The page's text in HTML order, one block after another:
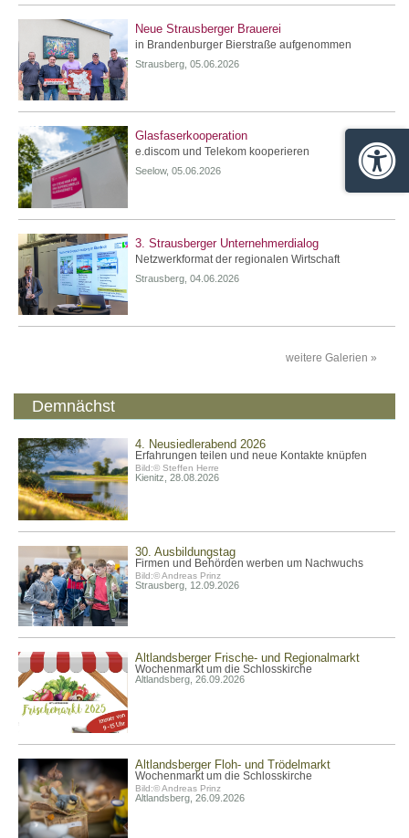
Neue Strausberger Brauerei
in Brandenburger Bierstraße aufgenommen
Strausberg, 05.06.2026
Glasfaserkooperation
e.discom und Telekom kooperieren
Seelow, 05.06.2026
3. Strausberger Unternehmerdialog
Netzwerkformat der regionalen Wirtschaft
Strausberg, 04.06.2026
weitere Galerien »
Demnächst
4. Neusiedlerabend 2026
Erfahrungen teilen und neue Kontakte knüpfen
Bild:© Steffen Herre
Kienitz, 28.08.2026
30. Ausbildungstag
Firmen und Behörden werben um Nachwuchs
Bild:© Andreas Prinz
Strausberg, 12.09.2026
Altlandsberger Frische- und Regionalmarkt
Wochenmarkt um die Schlosskirche
Altlandsberg, 26.09.2026
Altlandsberger Floh- und Trödelmarkt
Wochenmarkt um die Schlosskirche
Bild:© Andreas Prinz
Altlandsberg, 26.09.2026